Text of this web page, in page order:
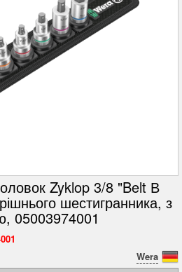
Zyklop 3/8 "Belt В
шестигранника, з
05003974001
Wera